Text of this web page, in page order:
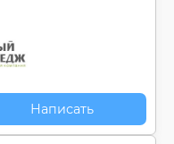
Написать